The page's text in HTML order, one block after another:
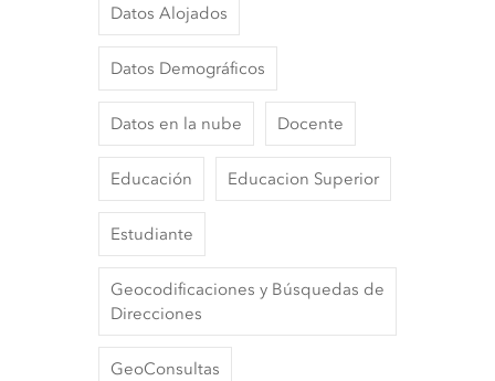
Datos Alojados
Datos Demográficos
Datos en la nube Docente
Educación Educacion Superior
Estudiante
Geocodificaciones y Búsquedas de
Direcciones
GeoConsultas